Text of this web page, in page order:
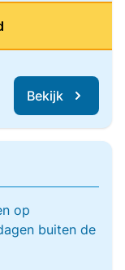
Bekijk
op
buiten de